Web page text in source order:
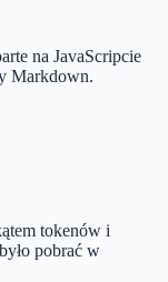
na JavaScripcie
Markdown.
tokenów i
pobrać w